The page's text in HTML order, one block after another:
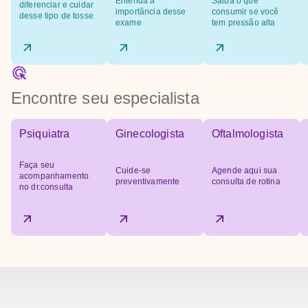
amamentando: interromper a amamentação por 24
horas após o exame e descartar o leite nesse
anestesia/sedação.
diferenciar e cuidar
desse tipo de tosse
importância desse
exame
consumir se você
tem pressão alta
Encontre seu especialista
Psiquiatra
Faça seu
acompanhamento
no dr.consulta
Ginecologista
Cuide-se
preventivamente
Oftalmologista
Agende aqui sua
consulta de rotina